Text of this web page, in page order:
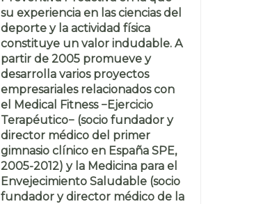
su experiencia en las ciencias del
deporte y la actividad física
constituye un valor indudable. A
partir de 2005 promueve y
desarrolla varios proyectos
empresariales relacionados con
el Medical Fitness −Ejercicio
Terapéutico− (socio fundador y
director médico del primer
gimnasio clínico en España SPE,
2005-2012) y la Medicina para el
Envejecimiento Saludable (socio
fundador y director médico de la